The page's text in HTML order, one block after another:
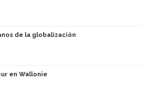
de la globalización
en Wallonie